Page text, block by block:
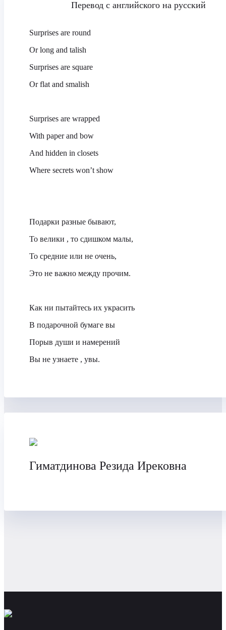
Перевод с английского на русский
Surprises are round
Or long and talish
Surprises are square
Or flat and smalish
Surprises are wrapped
With paper and bow
And hidden in closets
Where secrets won’t show
Подарки разные бывают,
То велики , то сдишком малы,
То средние или не очень,
Это не важно между прочим.
Как ни пытайтесь их украсить
В подарочной бумаге вы
Порыв души и намерений
Вы не узнаете , увы.
Гиматдинова Резида Ирековна